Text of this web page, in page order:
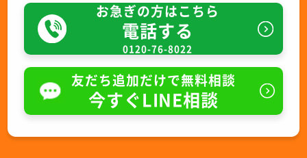
お急ぎの方はこちら
電話する
0120-76-8022
友だち追加だけで無料相談
今すぐLINE相談